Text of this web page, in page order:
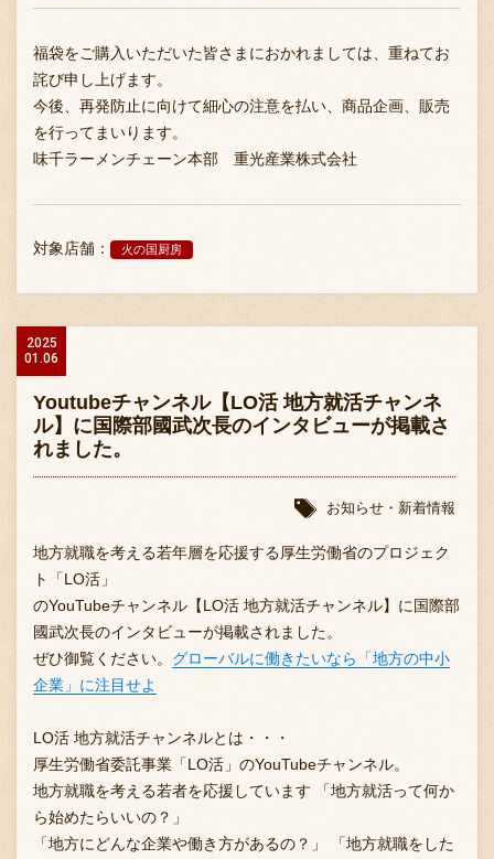
福袋をご購入いただいた皆さまにおかれましては、重ねてお
詫び申し上げます。
今後、再発防止に向けて細心の注意を払い、商品企画、販売
を行ってまいります。
味千ラーメンチェーン本部 重光産業株式会社
対象店舗： 火の国厨房
2025
01.06
Youtubeチャンネル【LO活 地方就活チャンネ
ル】に国際部國武次長のインタビューが掲載さ
れました。
お知らせ・新着情報
地方就職を考える若年層を応援する厚生労働省のプロジェク
ト「LO活」
のYouTubeチャンネル【LO活 地方就活チャンネル】に国際部
國武次長のインタビューが掲載されました。
ぜひ御覧ください。 グローバルに働きたいなら「地方の中小
企業」に注目せよ
LO活 地方就活チャンネルとは・・・
厚生労働省委託事業「LO活」のYouTubeチャンネル。
地方就職を考える若者を応援しています 「地方就活って何か
ら始めたらいいの？」
「地方にどんな企業や働き方があるの？」 「地方就職をした